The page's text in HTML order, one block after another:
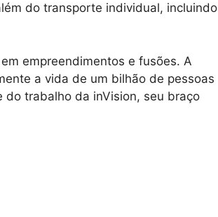
do transporte individual, incluindo
empreendimentos e fusões. A
a vida de um bilhão de pessoas
trabalho da inVision, seu braço